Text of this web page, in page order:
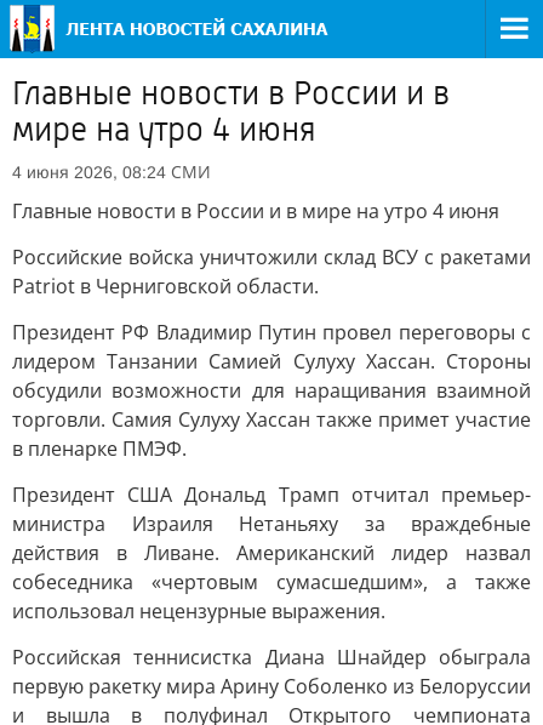
Главные новости в России и в
мире на утро 4 июня
4 июня 2026, 08:24 СМИ
Главные новости в России и в мире на утро 4 июня
Российские войска уничтожили склад ВСУ с ракетами
Patriot в Черниговской области.
Президент РФ Владимир Путин провел переговоры с
лидером Танзании Самией Сулуху Хассан. Стороны
обсудили возможности для наращивания взаимной
торговли. Самия Сулуху Хассан также примет участие
в пленарке ПМЭФ.
Президент США Дональд Трамп отчитал премьер-
министра Израиля Нетаньяху за враждебные
действия в Ливане. Американский лидер назвал
собеседника «чертовым сумасшедшим», а также
использовал нецензурные выражения.
Российская теннисистка Диана Шнайдер обыграла
первую ракетку мира Арину Соболенко из Белоруссии
и вышла в полуфинал Открытого чемпионата